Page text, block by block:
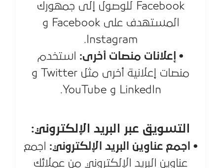
Facebook للوصول إلى جمهورك
المستهدف على Facebook و
Instagram.
• إعلانات منصات أخرى: استخدم
منصات إعلانية أخرى مثل Twitter و
LinkedIn و YouTube.
التسويق عبر البريد الإلكتروني:
• اجمع عناوين البريد الإلكتروني: اجمع
عناوين البريد الإلكتروني من عملائك